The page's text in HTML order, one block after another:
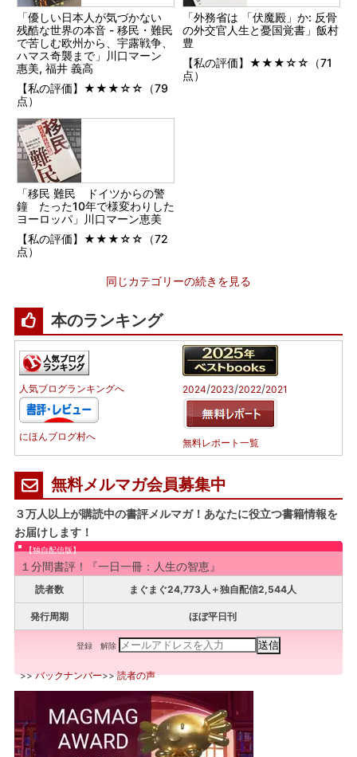
「優しい日本人が気づかない
残酷な世界の本音 - 移民・難民
で苦しむ欧州から、宇露戦争、
ハマス奇襲まで」川口マーン
惠美, 福井 義高
【私の評価】★★★☆☆（79
点）
「外務省は 「伏魔殿」か: 反骨
の外交官人生と憂国覚書」飯村
豊
【私の評価】★★★☆☆（71
点）
「移民 難民 ドイツからの警
鐘 たった10年で様変わりした
ヨーロッパ」川口マーン恵美
【私の評価】★★★☆☆（72
点）
同じカテゴリーの続きを見る
本のランキング
人気ブログランキングへ
にほんブログ村へ
2024/2023/2022/2021
無料レポート一覧
無料メルマガ会員募集中
３万人以上が購読中の書評メルマガ！あなたに役立つ書籍情報を
お届けします！
【独自配信版】
１分間書評！『一日一冊：人生の智恵』
読者数 まぐまぐ24,773人＋独自配信2,544人
発行周期 ほぼ平日刊
登録 解除
>>バックナンバー>>読者の声